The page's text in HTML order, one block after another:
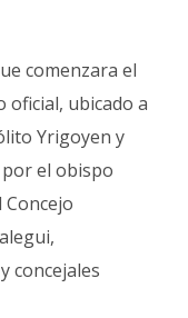
comenzara el
oficial, ubicado a
Yrigoyen y
el obispo
concejales